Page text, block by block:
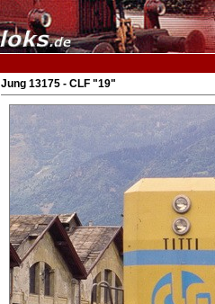
Jung 13175 - CLF "19"